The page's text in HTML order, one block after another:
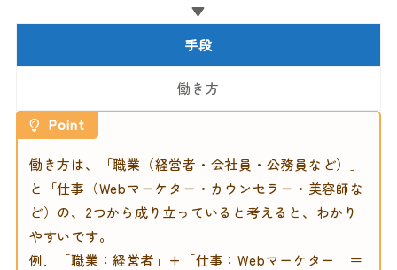
▼
手段
働き方
Point
働き方は、「職業（経営者・会社員・公務員など）」
と「仕事（Webマーケター・カウンセラー・美容師な
ど）の、2つから成り立っていると考えると、わかり
やすいです。
例．「職業：経営者」+「仕事：Webマーケター」＝